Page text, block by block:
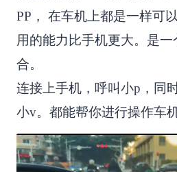
PP， 在车机上都是一样可
用的能力比手机更大。是一
合。
连接上手机，呼叫小p，同
小v。都能帮你进行操作车